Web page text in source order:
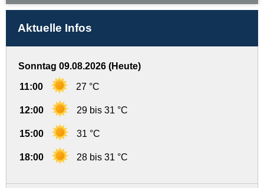
Aktuelle Infos
Sonntag 09.08.2026 (Heute)
11:00 27 °C
12:00 29 bis 31 °C
15:00 31 °C
18:00 28 bis 31 °C